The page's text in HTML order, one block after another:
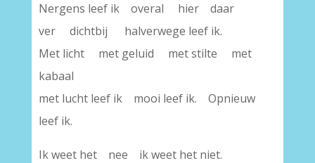
Nergens leef ik overal hier daar
ver dichtbij halverwege leef ik.
Met licht met geluid met stilte met
kabaal
met lucht leef ik mooi leef ik. Opnieuw
leef ik.
Ik weet het nee ik weet het niet.